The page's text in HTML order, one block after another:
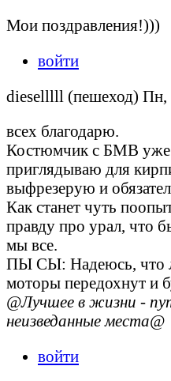
Мои поздравления!)))
войти
dieselllll (пешеход) Пн,
всех благодарю.
Костюмчик с БМВ уже
приглядываю для
выфрезерую и
Как станет чуть
правду про урал, что
мы все.
ПЫ СЫ: Надеюсь, что
моторы передохнут и
@Лучшее в жизни -
неизведанные места@
войти